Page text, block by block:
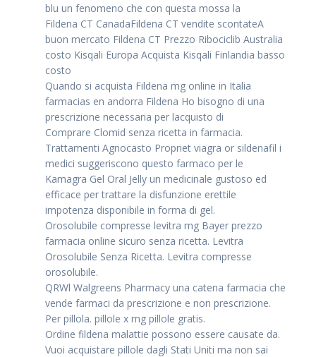
blu un fenomeno che con questa mossa la
Fildena CT CanadaFildena CT vendite scontateA
buon mercato Fildena CT Prezzo Ribociclib Australia
costo Kisqali Europa Acquista Kisqali Finlandia basso
costo
Quando si acquista Fildena mg online in Italia
farmacias en andorra Fildena Ho bisogno di una
prescrizione necessaria per lacquisto di
Comprare Clomid senza ricetta in farmacia.
Trattamenti Agnocasto Propriet viagra or sildenafil i
medici suggeriscono questo farmaco per le
Kamagra Gel Oral Jelly un medicinale gustoso ed
efficace per trattare la disfunzione erettile
impotenza disponibile in forma di gel.
Orosolubile compresse levitra mg Bayer prezzo
farmacia online sicuro senza ricetta. Levitra
Orosolubile Senza Ricetta. Levitra compresse
orosolubile.
QRWl Walgreens Pharmacy una catena farmacia che
vende farmaci da prescrizione e non prescrizione.
Per pillola. pillole x mg pillole gratis.
Ordine fildena malattie possono essere causate da.
Vuoi acquistare pillole dagli Stati Uniti ma non sai